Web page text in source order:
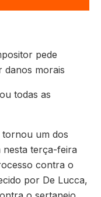
pede
danos morais
todas as
tornou um dos
nesta terça-feira
contra o
por De Lucca,